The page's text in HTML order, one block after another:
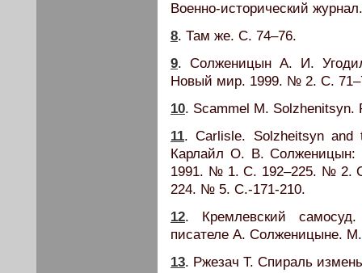
Военно-исторический
8. Там же. С. 74–76.
9. Солженицын А. И.
Новый мир. 1999. № 2. С.
10. Scammel M. Solzhenitsyn.
11. Carlisle. Solzheitsyn and
Карлайл О. В. Солженицын:
1991. № 1. С. 192–225. № 2.
224. № 5. С.-171-210.
12. Кремлевский
писателе А. Солженицыне.
13. Ржезач Т. Спираль